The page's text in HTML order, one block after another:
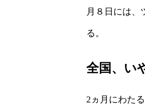
月８日には
る。
全国、い
2ヵ月にわた